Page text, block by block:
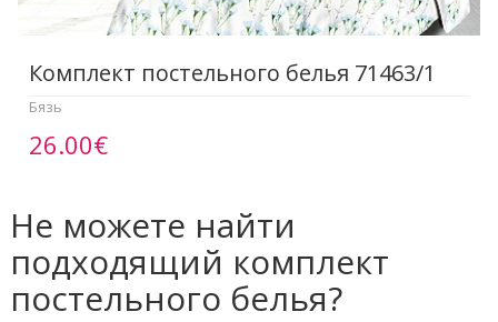
Комплект постельного белья 71463/1
Бязь
26.00€
Не можете найти
подходящий комплект
постельного белья?